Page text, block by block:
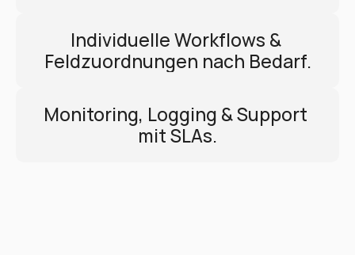
Individuelle Workflows &
Feldzuordnungen nach Bedarf.
Monitoring, Logging & Support
mit SLAs.